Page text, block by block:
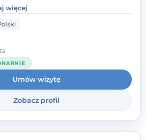
mam kwalifikacje mediatora,
się w sprawach rodzinnych,
oraz karnych.
więcej
Umów wizytę
Zobacz profil